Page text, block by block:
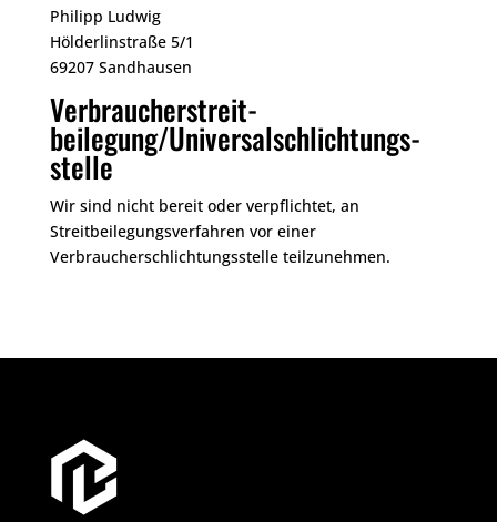
Philipp Ludwig
Hölderlinstraße 5/1
69207 Sandhausen
Verbraucher­streit­
beilegung/Universal­schlichtungs­
stelle
Wir sind nicht bereit oder verpflichtet, an
Streitbeilegungsverfahren vor einer
Verbraucherschlichtungsstelle teilzunehmen.